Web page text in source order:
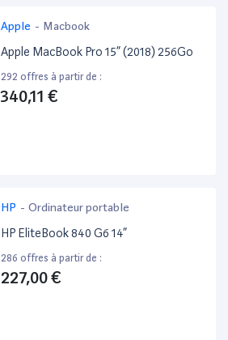
Apple - Macbook
Apple MacBook Pro 15” (2018) 256Go
292 offres à partir de :
340,11 €
HP - Ordinateur portable
HP EliteBook 840 G6 14”
286 offres à partir de :
227,00 €